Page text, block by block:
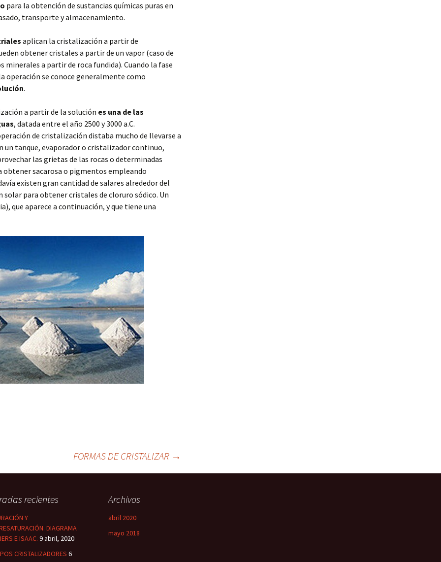
para la obtención de sustancias químicas puras en
transporte y almacenamiento.
aplican la cristalización a partir de
obtener cristales a partir de un vapor (caso de
minerales a partir de roca fundida). Cuando la fase
operación se conoce generalmente como
.
a partir de la solución es una de las
, datada entre el año 2500 y 3000 a.C.
de cristalización distaba mucho de llevarse a
un tanque, evaporador o cristalizador continuo,
las grietas de las rocas o determinadas
obtener sacarosa o pigmentos empleando
existen gran cantidad de salares alrededor del
solar para obtener cristales de cloruro sódico. Un
que aparece a continuación, y que tiene una
FORMAS DE CRISTALIZAR →
recientes
Y
DIAGRAMA
E ISAAC. 9 abril, 2020
CRISTALIZADORES 6
Archivos
abril 2020
mayo 2018